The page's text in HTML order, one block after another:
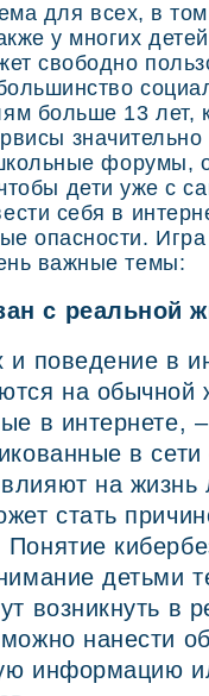
для всех, в
у многих
свободно
больше 13 лет,
форумы,
дети уже с
себя в
опасности.
важные темы:
с реальной
поведение в
на обычной
в интернете,
в
на жизнь
стать
детьми
возникнуть в
нанести
информацию